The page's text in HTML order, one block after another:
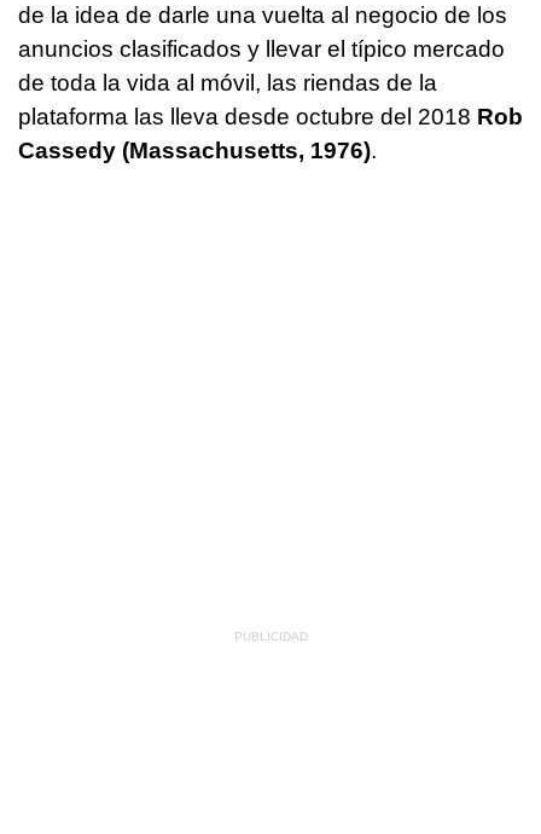
de la idea de darle una vuelta al negocio de los
anuncios clasificados y llevar el típico mercado
de toda la vida al móvil, las riendas de la
plataforma las lleva desde octubre del 2018 Rob
Cassedy (Massachusetts, 1976).